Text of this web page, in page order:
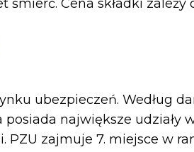
Cena składki
ubezpieczeń. Według
największe udziały
PZU zajmuje 7. miejsce w